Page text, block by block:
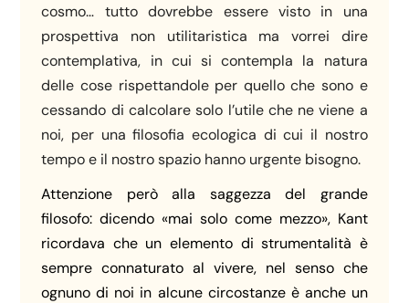
cosmo… tutto dovrebbe essere visto in una
prospettiva non utilitaristica ma vorrei dire
contemplativa, in cui si contempla la natura
delle cose rispettandole per quello che sono e
cessando di calcolare solo l’utile che ne viene a
noi, per una filosofia ecologica di cui il nostro
tempo e il nostro spazio hanno urgente bisogno.
Attenzione però alla saggezza del grande
filosofo: dicendo «mai solo come mezzo», Kant
ricordava che un elemento di strumentalità è
sempre connaturato al vivere, nel senso che
ognuno di noi in alcune circostanze è anche un